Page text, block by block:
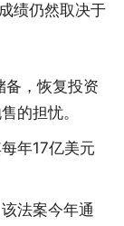
绩仍然取决于
备，恢复投资
的担忧。
年17亿美元
法案今年通